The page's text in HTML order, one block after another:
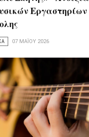
Εργαστηρίων
07 ΜΑΪ́ΟΥ 2026